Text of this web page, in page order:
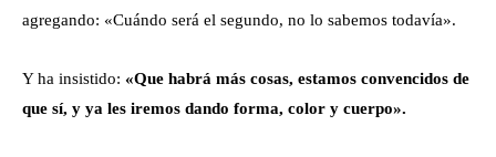
agregando: «Cuándo será el segundo, no lo sabemos todavía».
Y ha insistido: «Que habrá más cosas, estamos convencidos de
que sí, y ya les iremos dando forma, color y cuerpo».